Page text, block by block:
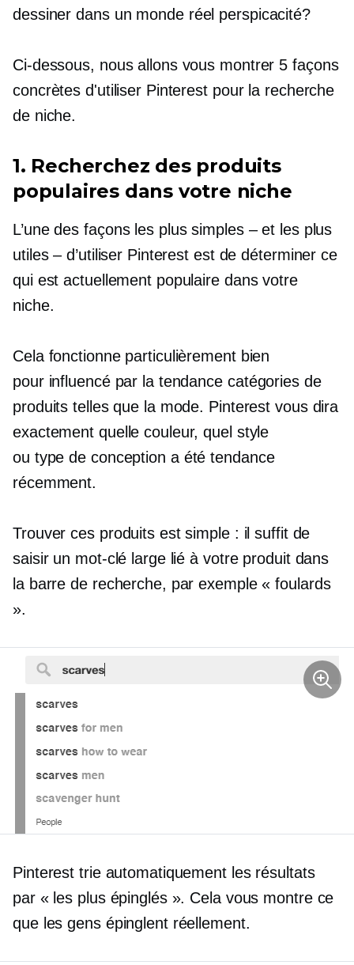
dessinerdans un monde réel perspicacité?
Ci-dessous, nous allons vous montrer 5 façons
concrètes d'utiliser Pinterest pour la recherche
de niche.
1. Recherchez des produits
populaires dans votre niche
L’une des façons les plus simples – et les plus
utiles – d’utiliser Pinterest est de déterminer ce
qui est actuellement populaire dans votre
niche.
Cela fonctionne particulièrement bien
pour influencé par la tendance catégories de
produits telles que la mode. Pinterest vous dira
exactement quelle couleur, quel style
ou type de conception a été tendance
récemment.
Trouver ces produits est simple : il suffit de
saisir un mot-clé large lié à votre produit dans
la barre de recherche, par exemple « foulards
».
Pinterest trie automatiquement les résultats
par « les plus épinglés ». Cela vous montre ce
que les gens épinglent réellement.